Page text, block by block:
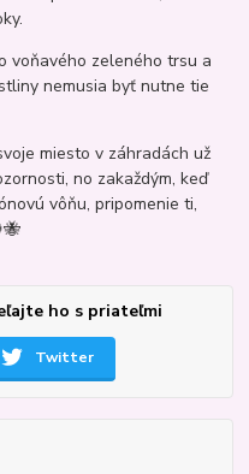
voňavého zeleného trsu a
nemusia byť nutne tie
miesto v záhradách už
no zakaždým, keď
vôňu, pripomenie ti,
ho s priateľmi
Twitter